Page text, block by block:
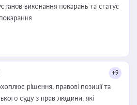
виконання покарань та статус
+9
рішення, правові позиції та
суду з прав людини, які